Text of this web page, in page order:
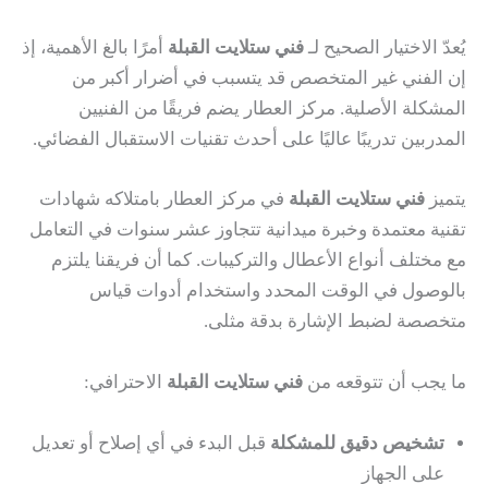
يُعدّ الاختيار الصحيح لـ فني ستلايت القبلة أمرًا بالغ الأهمية، إذ
إن الفني غير المتخصص قد يتسبب في أضرار أكبر من
المشكلة الأصلية. مركز العطار يضم فريقًا من الفنيين
المدربين تدريبًا عاليًا على أحدث تقنيات الاستقبال الفضائي.
يتميز فني ستلايت القبلة في مركز العطار بامتلاكه شهادات
تقنية معتمدة وخبرة ميدانية تتجاوز عشر سنوات في التعامل
مع مختلف أنواع الأعطال والتركيبات. كما أن فريقنا يلتزم
بالوصول في الوقت المحدد واستخدام أدوات قياس
متخصصة لضبط الإشارة بدقة مثلى.
ما يجب أن تتوقعه من فني ستلايت القبلة الاحترافي:
تشخيص دقيق للمشكلة قبل البدء في أي إصلاح أو تعديل
على الجهاز